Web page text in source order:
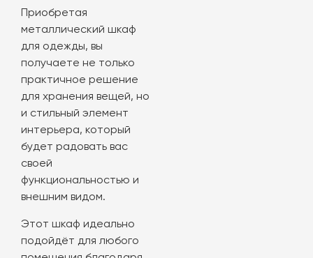
Приобретая
металлический шкаф
для одежды, вы
получаете не только
практичное решение
для хранения вещей, но
и стильный элемент
интерьера, который
будет радовать вас
своей
функциональностью и
внешним видом.
Этот шкаф идеально
подойдёт для любого